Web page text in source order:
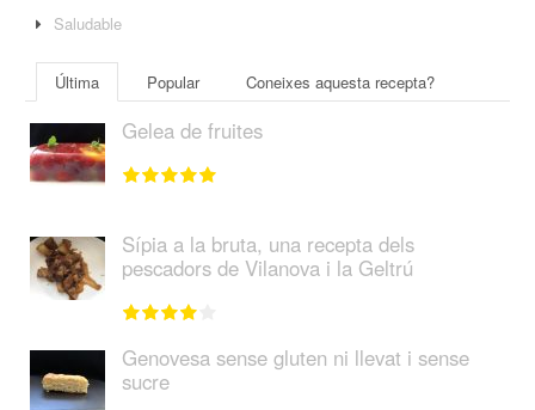
Saludable
Última Popular Coneixes aquesta recepta?
Gelea de fruites
Sípia a la bruta, una recepta dels
pescadors de Vilanova i la Geltrú
Genovesa sense gluten ni llevat i sense
sucre